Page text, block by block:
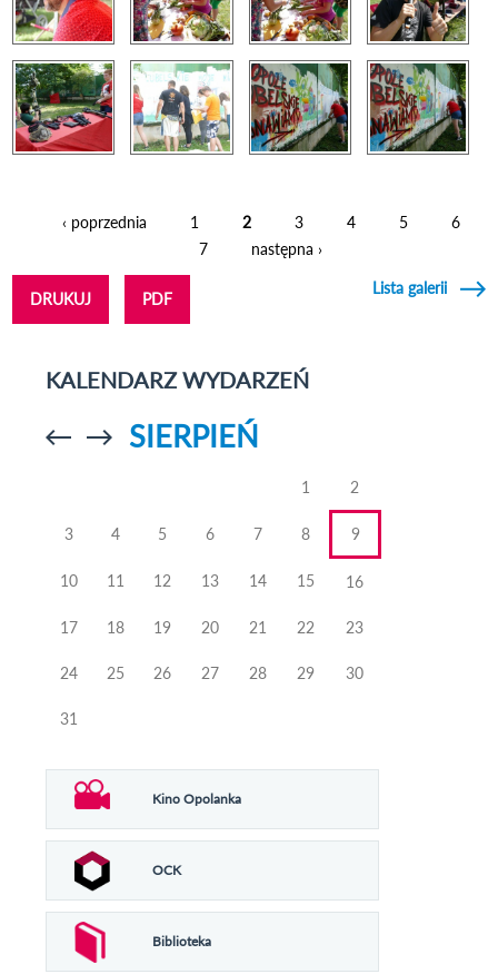
‹ poprzednia 1 2 3 4 5
6
7
następna ›
DRUKUJ PDF
Lista galerii
KALENDARZ WYDARZEŃ
Przejdź doPrzejdź do
SIERPIEŃ
1 2
3 4 5 6 7 8 9
10 11 12 13 14 15 16
17 18 19 20 21 22 23
24 25 26 27 28 29 30
31
Kino Opolanka
OCK
Biblioteka